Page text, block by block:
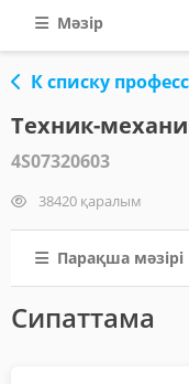
Мәзір
К списку
Техник-
4S07320603
38420 қаралым
Парақша мәзірі
Сипаттама